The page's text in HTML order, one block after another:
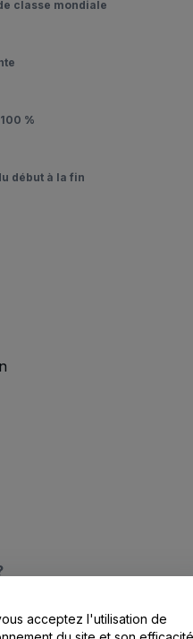
classe mondiale
%
début à la fin
contacter
acceptez l'utilisation de